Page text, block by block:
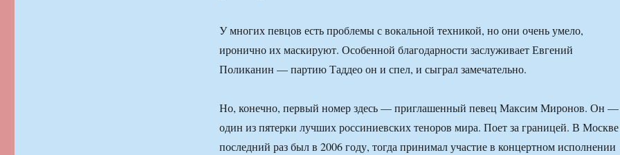
У многих певцов есть проблемы с вокальной техникой, но они очень умело,
иронично их маскируют. Особенной благодарности заслуживает Евгений
Поликанин — партию Таддео он и спел, и сыграл замечательно.
Но, конечно, первый номер здесь — приглашенный певец Максим Миронов. Он —
один из пятерки лучших россиниевских теноров мира. Поет за границей. В
последний раз был в 2006 году, тогда принимал участие в концертном исполнении